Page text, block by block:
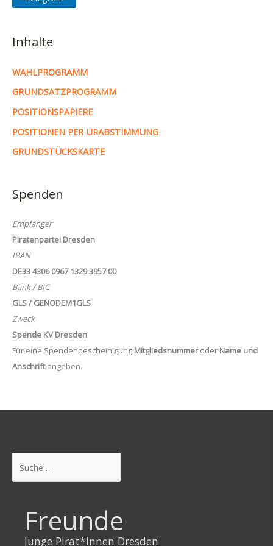
Inhalte
WAHLPROGRAMM
GRUNDSATZPROGRAMM
POSITIONSPAPIERE
POSITIONEN PER URABSTIMMUNG
GRUNDSTÜCKSKARTE
Spenden
Empfänger
Piratenpartei Dresden
IBAN
DE33 4306 0967 1329 3957 00
Bank / BIC
GLS / GENODEM1GLS
Zweck
Spende KV Dresden
Für eine Spendenbescheinigung Mitgliedsnummeroder Name und
Anschriftangeben.
Freunde
Junge Pirat*innen Dresden